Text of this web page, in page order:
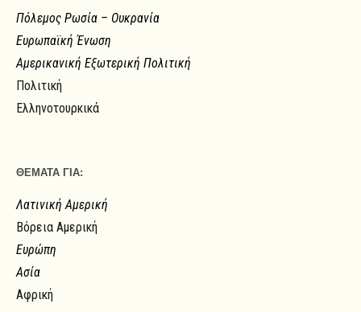
Πόλεμος Ρωσία – Ουκρανία
Ευρωπαϊκή Ένωση
Αμερικανική Εξωτερική Πολιτική
Πολιτική
Ελληνοτουρκικά
ΘΕΜΑΤΑ ΓΙΑ:
Λατινική Αμερική
Βόρεια Αμερική
Ευρώπη
Ασία
Αφρική